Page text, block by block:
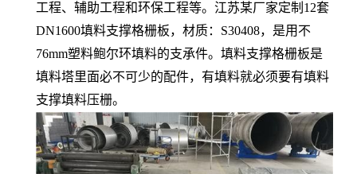
工程、辅助工程和环保工程等。江苏某厂家定制12套
DN1600填料支撑格栅板，材质：S30408，是用不
76mm塑料鲍尔环填料的支承件。填料支撑格栅板是
填料塔里面必不可少的配件，有填料就必须要有填料
支撑填料压栅。